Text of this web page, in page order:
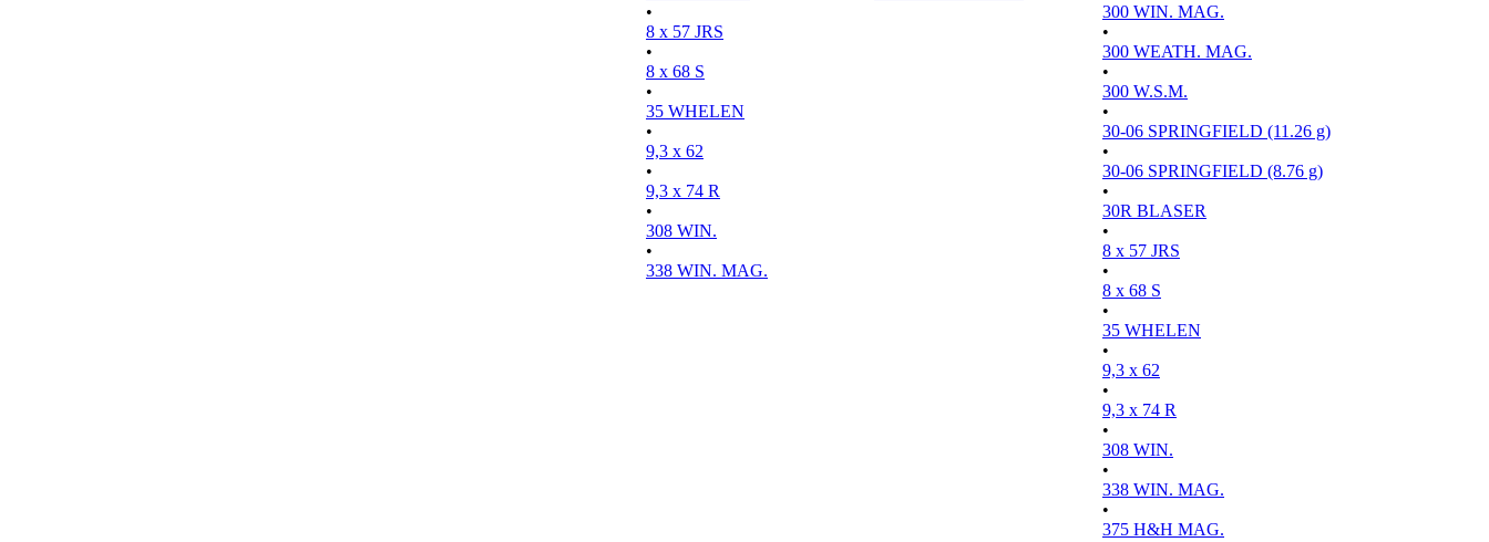
•
8 x 57 JRS
•
8 x 68 S
•
35 WHELEN
•
9,3 x 62
•
9,3 x 74 R
•
308 WIN.
•
338 WIN. MAG.
300 WIN. MAG.
•
300 WEATH. MAG.
•
300 W.S.M.
•
30-06 SPRINGFIELD (11.26 g)
•
30-06 SPRINGFIELD (8.76 g)
•
30R BLASER
•
8 x 57 JRS
•
8 x 68 S
•
35 WHELEN
•
9,3 x 62
•
9,3 x 74 R
•
308 WIN.
•
338 WIN. MAG.
•
375 H&H MAG.